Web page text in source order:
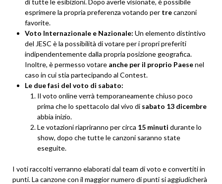
di tutte le esibizioni. Dopo averle visionate, è possibile
esprimere la propria preferenza votando per trecanzoni
favorite.
Voto Internazionale e Nazionale: Un elemento distintivo
del JESC è la possibilità di votare per i propri preferiti
indipendentemente dalla propria posizione geografica.
Inoltre, è permesso votare anche per il proprio Paesenel
caso in cui stia partecipando al Contest.
Le due fasi del voto di sabato:
Il voto online verrà temporaneamente chiuso poco
prima che lo spettacolo dal vivo di sabato 13 dicembre
abbia inizio.
Le votazioni riapriranno per circa 15 minuti durante lo
show, dopo che tutte le canzoni saranno state
eseguite.
I voti raccolti verranno elaborati dal team di voto e convertiti in
punti. La canzone con il maggior numero di punti si aggiudicherà